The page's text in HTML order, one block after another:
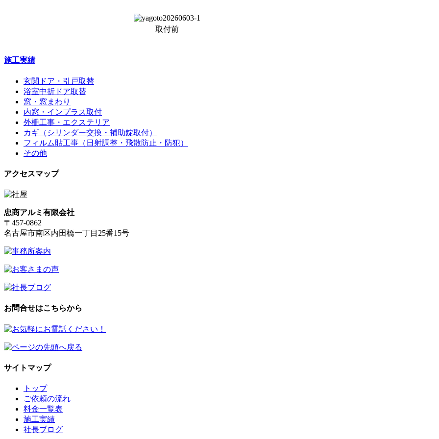
取付前
施工実績
玄関ドア・引戸取替
浴室中折ドア取替
窓・窓まわり
内窓・インプラス取付
外柵工事・エクステリア
カギ（シリンダー交換・補助錠取付）
フィルム貼工事（日射調整・飛散防止・防犯）
その他
アクセスマップ
忠商アルミ有限会社
〒457-0862
名古屋市南区内田橋一丁目25番15号
お問合せはこちらから
サイトマップ
トップ
ご依頼の流れ
料金一覧表
施工実績
社長ブログ